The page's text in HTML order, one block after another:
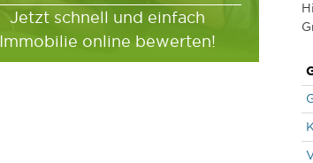
Jetzt schnell und einfach
Immobilie online bewerten!